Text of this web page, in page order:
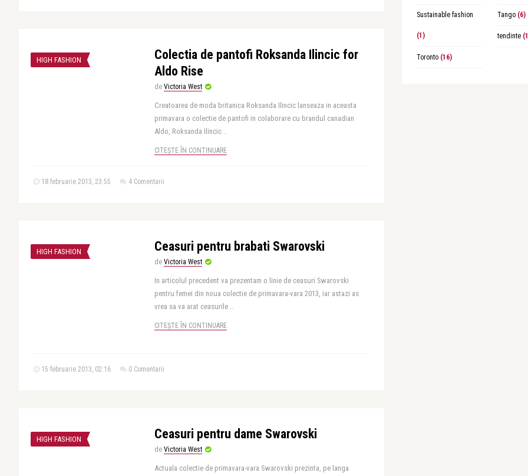
HIGH FASHION
Colectia de pantofi Roksanda Ilincic for
Aldo Rise
de Victoria West
Creatoarea de moda britanica Roksanda Ilincic lanseaza in aceasta
primavara o colectie de pantofi in colaborare cu brandul canadian
Aldo, Roksanda Ilincic ..
CITEȘTE ÎN CONTINUARE
18 februarie 2013, 23:55 4 Comentarii
HIGH FASHION Ceasuri pentru brabati Swarovski
de Victoria West
In articolul precedent va prezentam o linie de ceasuri Swarovski
pentru femei din noua colectie de primavara-vara 2013, iar astazi as
vrea sa va arat ceasurile ..
CITEȘTE ÎN CONTINUARE
15 februarie 2013, 02:16 0 Comentarii
HIGH FASHION Ceasuri pentru dame Swarovski
de Victoria West
Actuala colectie de primavara-vara Swarovski prezinta, pe langa
Sustainable fashion
(1)
Tango (6)
tendinte
Toronto (16)